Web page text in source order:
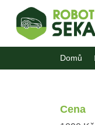
obsah
Domů
Cena
k
Zpět
do
Zpět
do